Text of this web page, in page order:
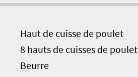
Haut de cuisse de poulet
8 hauts de cuisses de poulet
Beurre